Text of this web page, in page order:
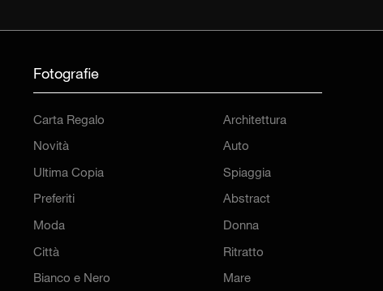
Fotografie
Carta Regalo
Novità
Ultima Copia
Preferiti
Moda
Città
Bianco e Nero
Architettura
Auto
Spiaggia
Abstract
Donna
Ritratto
Mare